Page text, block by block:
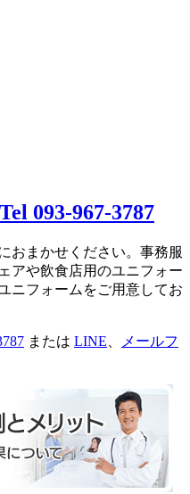
Tel 093-967-3787
おまかせください。事務服
アや飲食店用のユニフォー
ニフォームをご用意してお
または LINE
メールフ